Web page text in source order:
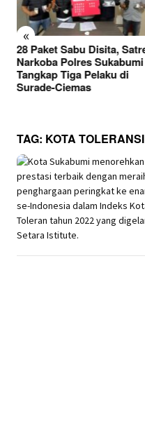
«
Terungkap, Kades
Tamanjaya Diduga Terlibat
Kasus Narkoba, Polisi
Temukan Bong Saat
TAG: KOTA TOLERANSI